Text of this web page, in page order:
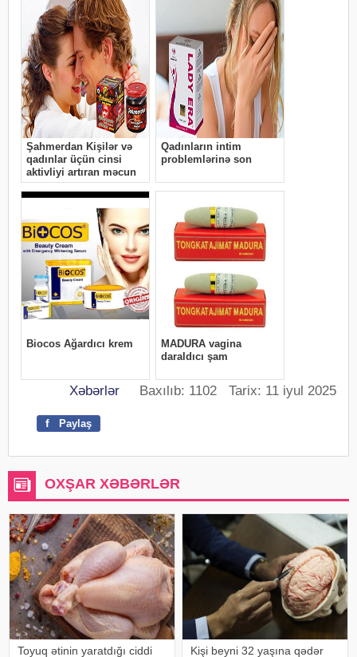
Xəbərlər Baxılıb: 1102 Tarix: 11 iyul 2025
f Paylaş
OXŞAR XƏBƏRLƏR
Toyuq ətinin yaratdığı ciddi Kişi beyni 32 yaşına qədər